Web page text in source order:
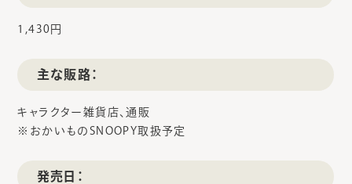
1,430円
主な販路：
キャラクター雑貨店、通販
※おかいものSNOOPY取扱予定
発売日：